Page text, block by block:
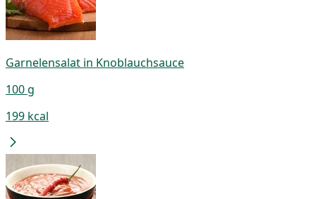
Garnelensalat in Knoblauchsauce
100 g
199 kcal